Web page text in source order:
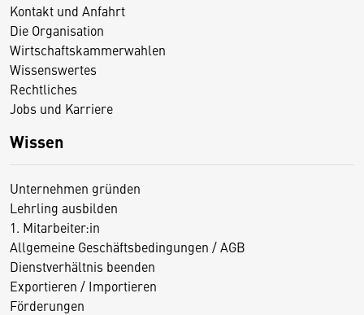
Kontakt und Anfahrt
Die Organisation
Wirtschaftskammerwahlen
Wissenswertes
Rechtliches
Jobs und Karriere
Wissen
Unternehmen gründen
Lehrling ausbilden
1. Mitarbeiter:in
Allgemeine Geschäftsbedingungen / AGB
Dienstverhältnis beenden
Exportieren / Importieren
Förderungen